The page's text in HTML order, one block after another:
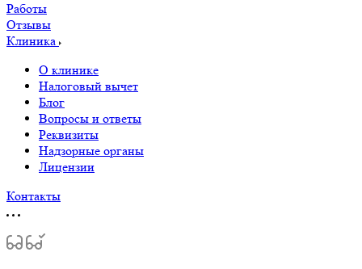
Работы
Отзывы
Клиника
О клинике
Налоговый вычет
Блог
Вопросы и ответы
Реквизиты
Надзорные органы
Лицензии
Контакты